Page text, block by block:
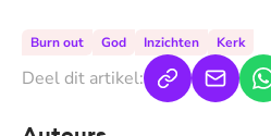
Burn out God Inzichten Kerk
Deel dit artikel: